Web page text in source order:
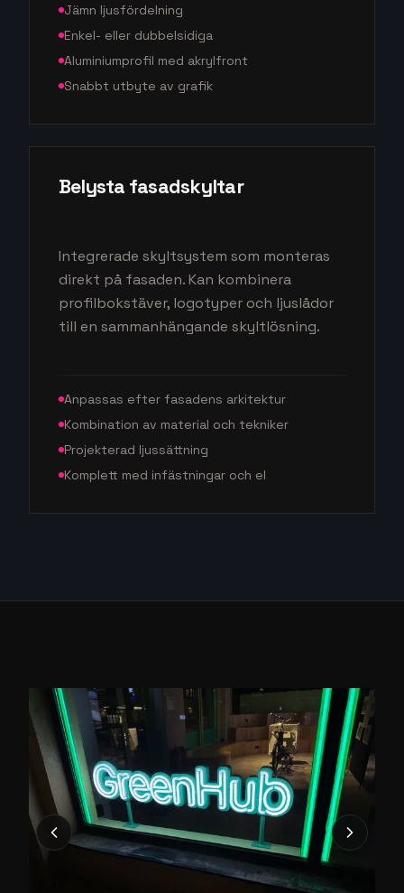
Jämn ljusfördelning
Enkel- eller dubbelsidiga
Aluminiumprofil med akrylfront
Snabbt utbyte av grafik
Belysta fasadskyltar
Integrerade skyltsystem som monteras
direkt på fasaden. Kan kombinera
profilbokstäver, logotyper och ljuslådor
till en sammanhängande skyltlösning.
Anpassas efter fasadens arkitektur
Kombination av material och tekniker
Projekterad ljussättning
Komplett med infästningar och el